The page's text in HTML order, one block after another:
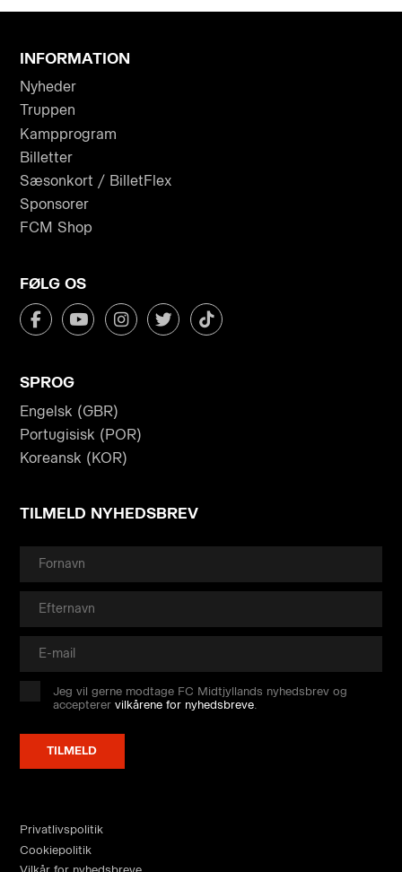
INFORMATION
Nyheder
Truppen
Kampprogram
Billetter
Sæsonkort / BilletFlex
Sponsorer
FCM Shop
FØLG OS
SPROG
Engelsk (GBR)
Portugisisk (POR)
Koreansk (KOR)
TILMELD NYHEDSBREV
Jeg vil gerne modtage FC Midtjyllands nyhedsbrev og
accepterervilkårene for nyhedsbreve.
Privatlivspolitik
Cookiepolitik